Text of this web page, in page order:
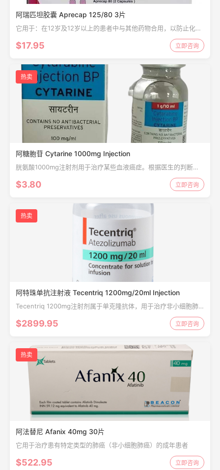
阿瑞匹坦胶囊 Aprecap 125/80 3片
它用于：在12岁及12岁以上的患者中与其他药物合用，以防止化疗
引起的恶心和呕吐（癌症治疗），在成年人中，防止术后恶心和呕
吐
$17.95 立即咨询
热卖
阿糖胞苷 Cytarine 1000mg Injection
胱氨酸1000mg注射剂用于治疗某些血液癌症。根据医生的判断，
它也可以用于治疗其他疾病。有时与某些其他药物一起使用，作为
联合化疗的一部分。
$3.80 立即咨询
热卖
阿特珠单抗注射液 Tecentriq 1200mg/20ml Injection
Tecentriq 1200mg注射剂属于单克隆抗体，用于治疗非小细胞肺
$2899.95 立即咨询
热卖
阿法替尼 Afanix 40mg 30片
它用于治疗患有特定类型的肺癌（非小细胞肺癌）的成年患者
$522.95 立即咨询